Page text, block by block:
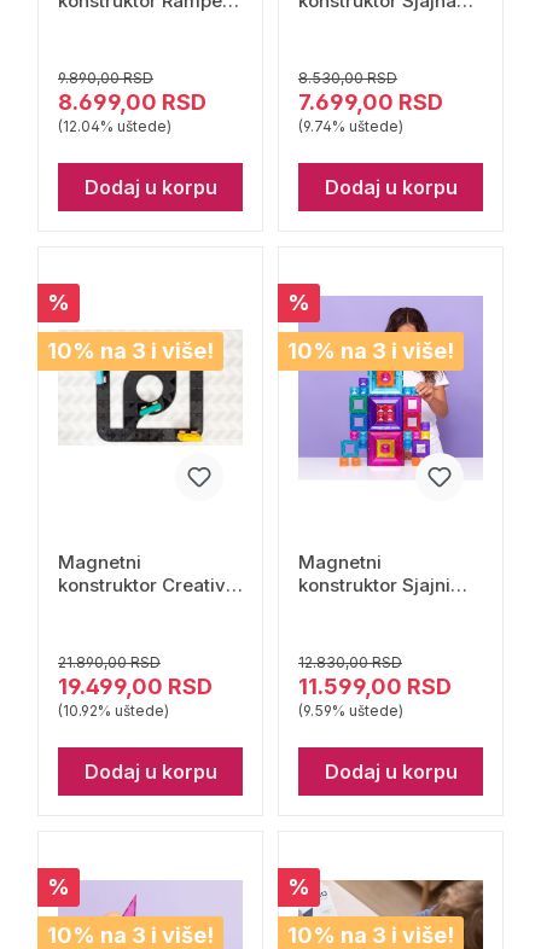
9.890,00 RSD
8.699,00 RSD
(12.04% uštede)
Dodaj u korpu
8.530,00 RSD
7.699,00 RSD
(9.74% uštede)
Dodaj u korpu
%
10% na 3 i više!
Magnetni
konstruktor Creative
21.890,00 RSD
19.499,00 RSD
(10.92% uštede)
Dodaj u korpu
%
10% na 3 i više!
Magnetni
konstruktor Sjajni
12.830,00 RSD
11.599,00 RSD
(9.59% uštede)
Dodaj u korpu
%
10% na 3 i više!
%
10% na 3 i više!